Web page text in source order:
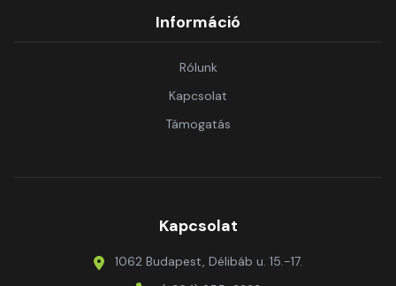
Információ
Rólunk
Kapcsolat
Támogatás
Kapcsolat
1062 Budapest, Délibáb u. 15.-17.